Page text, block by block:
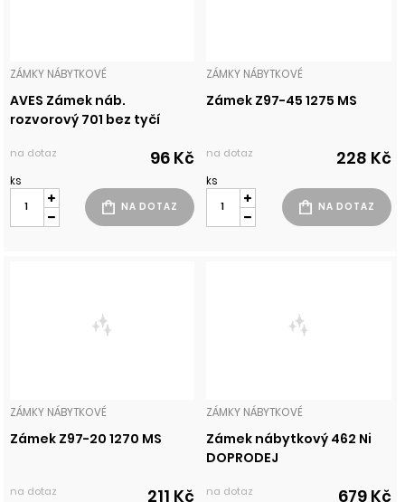
ZÁMKY NÁBYTKOVÉ
AVES Zámek náb.
rozvorový 701 bez tyčí
na dotaz 96 Kč
ks
ZÁMKY NÁBYTKOVÉ
Zámek Z97-45 1275 MS
na dotaz 228 Kč
ks
ZÁMKY NÁBYTKOVÉ
Zámek Z97-20 1270 MS
na dotaz 211 Kč
ZÁMKY NÁBYTKOVÉ
Zámek nábytkový 462 Ni
DOPRODEJ
na dotaz 679 Kč